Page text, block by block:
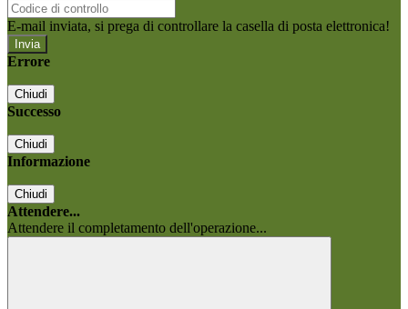
E-mail inviata, si prega di controllare la casella di posta elettronica!
Errore
Chiudi
Successo
Chiudi
Informazione
Chiudi
Attendere...
Attendere il completamento dell'operazione...